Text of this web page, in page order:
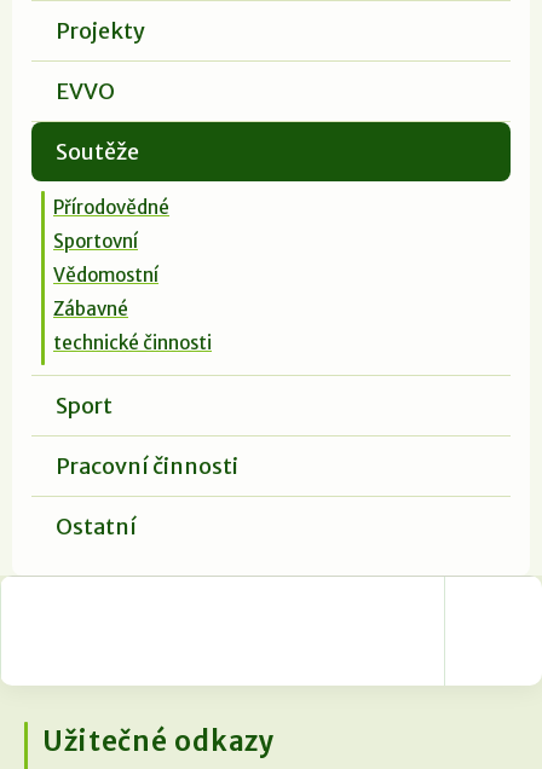
Projekty
EVVO
Soutěže
Přírodovědné
Sportovní
Vědomostní
Zábavné
technické činnosti
Sport
Pracovní činnosti
Ostatní
Užitečné odkazy